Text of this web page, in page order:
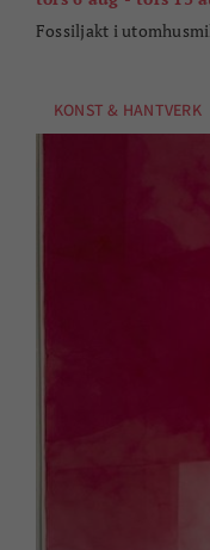
Fossiljakt i
KONST & HANTVERK